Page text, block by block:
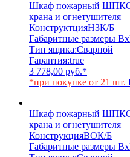
Шкаф пожарный ШПКО-
крана и огнетушителя
КонструктцияНЗК/Б
Габаритные размеры
Тип ящика:Сварной
Гарантия:true
3 778,00 руб.*
*при покупке от 21 шт.
Шкаф пожарный
крана и огнетушителя
КонструкцияВОК/Б
Габаритные размеры